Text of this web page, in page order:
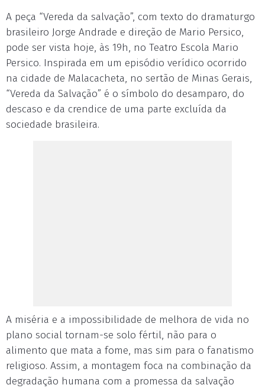
A peça “Vereda da salvação”, com texto do dramaturgo
brasileiro Jorge Andrade e direção de Mario Persico,
pode ser vista hoje, às 19h, no Teatro Escola Mario
Persico. Inspirada em um episódio verídico ocorrido
na cidade de Malacacheta, no sertão de Minas Gerais,
“Vereda da Salvação” é o símbolo do desamparo, do
descaso e da crendice de uma parte excluída da
sociedade brasileira.
A miséria e a impossibilidade de melhora de vida no
plano social tornam-se solo fértil, não para o
alimento que mata a fome, mas sim para o fanatismo
religioso. Assim, a montagem foca na combinação da
degradação humana com a promessa da salvação